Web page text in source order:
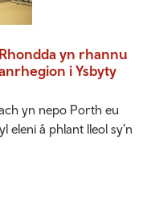
yn rhannu
i Ysbyty
yn nepo Porth eu
â phlant lleol sy’n